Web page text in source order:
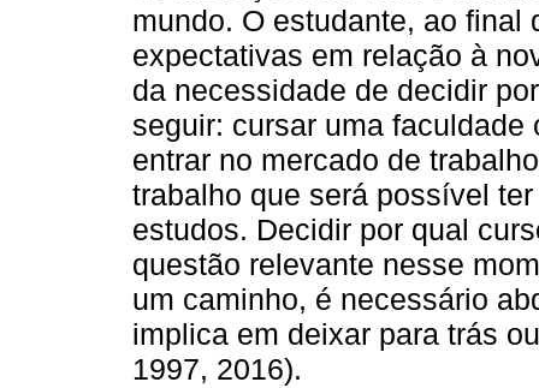
mundo. O estudante, ao
expectativas em relação à
da necessidade de decidir
seguir: cursar uma
entrar no mercado de
trabalho que será possível
estudos. Decidir por qual
questão relevante nesse
um caminho, é necessário
implica em deixar para trás
1997, 2016).